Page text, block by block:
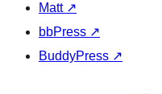
Matt ↗
bbPress ↗
BuddyPress ↗